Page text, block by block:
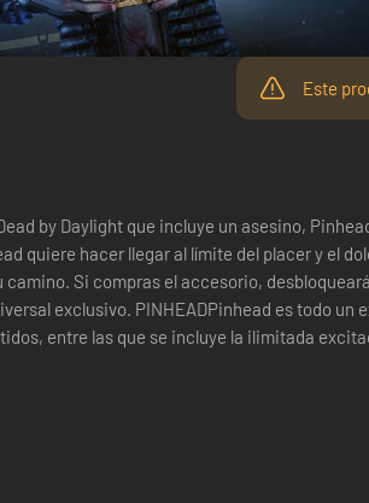
Este
quiere hacer llegar al límite del placer y el
Si compras el accesorio,
es todo un explorador de
entre las que se incluye la ilimitada